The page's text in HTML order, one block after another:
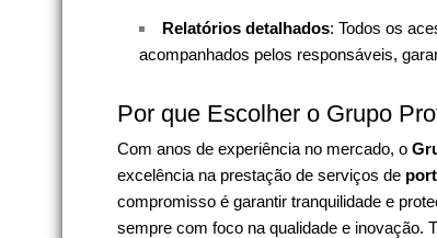
Relatórios detalhados: Todos os
acompanhados pelos responsáveis,
Por que Escolher o Grupo
Com anos de experiência no mercado, o
excelência na prestação de serviços de
compromisso é garantir tranquilidade e
sempre com foco na qualidade e inovação.